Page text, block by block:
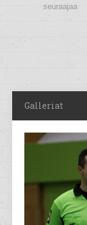
seuraajaa
Galleriat